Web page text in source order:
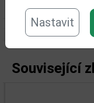
Nastavit
Objem obalu (L):
Související